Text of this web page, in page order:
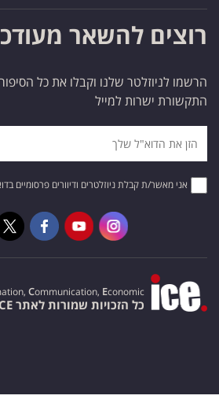
רוצים להשאר
הרשמו לניוזלטר שלנו וקבלו את כל
התקשורת ישרות למייל
אני מאשר/ת קבלת ניוזלטרים ודיוורים פרסומיים
Communication, Economic
כל הזכויות שמורות לאתר ICE. ©